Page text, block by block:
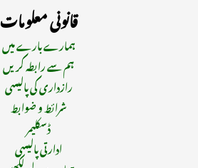
قانونی معلومات
ہمارے بارے میں
ہم سے رابطہ کریں
رازداری کی پالیسی
شرائط و ضوابط
ڈسکلیمر
ادارتی پالیسی